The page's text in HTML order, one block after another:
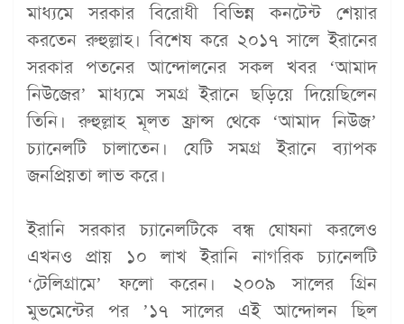
মাধ্যমে সরকার বিরোধী বিভিন্ন কনটেন্ট শেয়ার
করতেন রুহুল্লাহ। বিশেষ করে ২০১৭ সালে ইরানের
সরকার পতনের আন্দোলনের সকল খবর ‘আমাদ
নিউজের’ মাধ্যমে সমগ্র ইরানে ছড়িয়ে দিয়েছিলেন
তিনি। রুহুল্লাহ মূলত ফ্রান্স থেকে ‘আমাদ নিউজ’
চ্যানেলটি চালাতেন। যেটি সমগ্র ইরানে ব্যাপক
জনপ্রিয়তা লাভ করে।
ইরানি সরকার চ্যানেলটিকে বন্ধ ঘোষনা করলেও
এখনও প্রায় ১০ লাখ ইরানি নাগরিক চ্যানেলটি
‘টেলিগ্রামে’ ফলো করেন। ২০০৯ সালের গ্রিন
মুভমেন্টের পর ’১৭ সালের এই আন্দোলন ছিল